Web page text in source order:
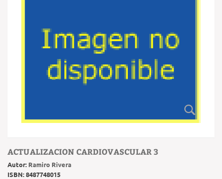
ACTUALIZACION CARDIOVASCULAR 3
Autor: Ramiro Rivera
ISBN:8487748015